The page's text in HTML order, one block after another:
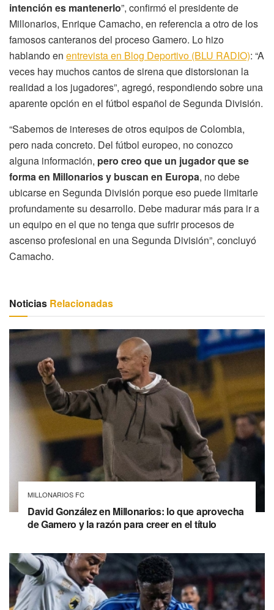
intención es mantenerlo”, confirmó el presidente de
Millonarios, Enrique Camacho, en referencia a otro de los
famosos canteranos del proceso Gamero. Lo hizo
hablando en entrevista en Blog Deportivo (BLU RADIO): “A
veces hay muchos cantos de sirena que distorsionan la
realidad a los jugadores”, agregó, respondiendo sobre una
aparente opción en el fútbol español de Segunda División.
“Sabemos de intereses de otros equipos de Colombia,
pero nada concreto. Del fútbol europeo, no conozco
alguna información, pero creo que un jugador que se
forma en Millonarios y buscan en Europa, no debe
ubicarse en Segunda División porque eso puede limitarle
profundamente su desarrollo. Debe madurar más para ir a
un equipo en el que no tenga que sufrir procesos de
ascenso profesional en una Segunda División”, concluyó
Camacho.
Noticias Relacionadas
MILLONARIOS FC
David González en Millonarios: lo que aprovecha
de Gamero y la razón para creer en el título